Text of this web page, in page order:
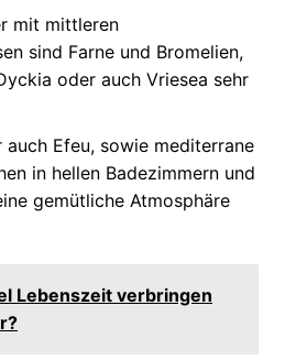
mit mittleren
sind Farne und Bromelien,
oder auch Vriesea sehr
auch Efeu, sowie mediterrane
in hellen Badezimmern und
gemütliche Atmosphäre
Lebenszeit verbringen